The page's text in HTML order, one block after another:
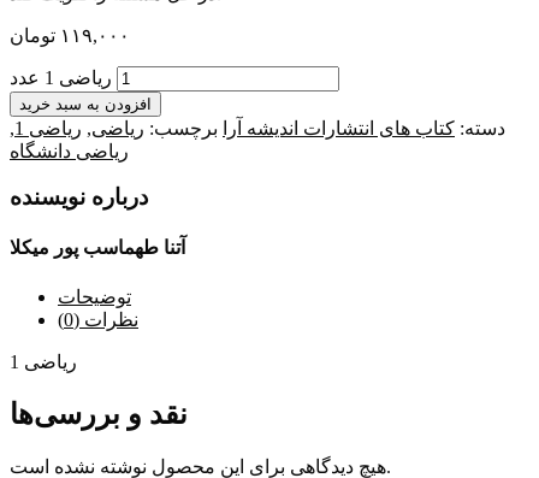
۱۱۹,۰۰۰ تومان
ریاضی 1 عدد
افزودن به سبد خرید
دسته: کتاب های انتشارات اندیشه آرا برچسب: ریاضی, ریاضی 1
,
ریاضی دانشگاه
درباره نویسنده
آتنا طهماسب پور میکلا
توضیحات
نظرات (0)
ریاضی 1
نقد و بررسی‌ها
هیچ دیدگاهی برای این محصول نوشته نشده است.